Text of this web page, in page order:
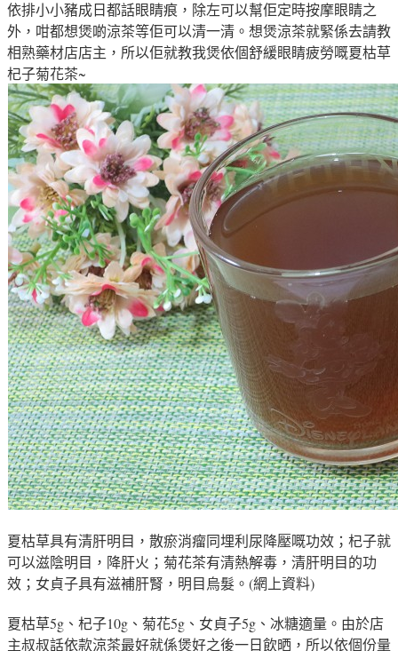
依排小小豬成日都話眼睛痕 ，除左可以幫佢定時按摩眼睛之
外 ，咁都想煲啲涼茶等佢可以清一清 。想煲涼茶就緊係去請教
相熟藥材店店主 ，所以佢就教我煲依個舒緩眼睛疲勞嘅夏枯草
杞子菊花茶~
夏枯草具有清肝明目，散瘀消瘤同埋利尿降壓嘅功效；杞子就
可以滋陰明目，降肝火；菊花茶有清熱解毒，清肝明目的功
效；女貞子具有滋補肝腎，明目烏髮。(網上資料)
夏枯草5g、杞子10g、菊花5g、女貞子5g、冰糖適量 。由於店
主叔叔話依款涼茶最好就係煲好之後一日飲晒 ，所以依個份量